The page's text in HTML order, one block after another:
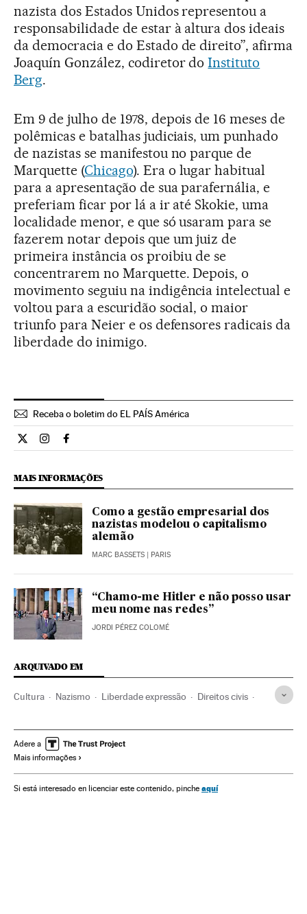
nazista dos Estados Unidos representou a
responsabilidade de estar à altura dos ideais
da democracia e do Estado de direito”, afirma
Joaquín González, codiretor doInstituto
Berg.
Em 9 de julho de 1978, depois de 16 meses de
polêmicas e batalhas judiciais, um punhado
de nazistas se manifestou no parque de
Marquette (Chicago). Era o lugar habitual
para a apresentação de sua parafernália, e
preferiam ficar por lá a ir até Skokie, uma
localidade menor, e que só usaram para se
fazerem notar depois que um juiz de
primeira instância os proibiu de se
concentrarem no Marquette. Depois, o
movimento seguiu na indigência intelectual e
voltou para a escuridão social, o maior
triunfo para Neier e os defensores radicais da
liberdade do inimigo.
Receba o boletim do EL PAÍS América
Cultura El País Brasil en Twitter
Cultura El País Brasil en Instagram
Cultura El País Brasil en Facebook
MAIS INFORMAÇÕES
Como a gestão empresarial dos
nazistas modelou o capitalismo
alemão
MARC BASSETS | PARIS
“Chamo-me Hitler e não posso usar
meu nome nas redes”
JORDI PÉREZ COLOMÉ
ARQUIVADO EM
Cultura Nazismo Liberdade expressão Direitos civis
Livros Ensaio História
Adere a
Mais informações
Si está interesado en licenciar este contenido, pinche aquí